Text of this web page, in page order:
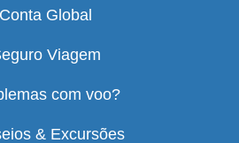
Global
Viagem
com voo?
& Excursões